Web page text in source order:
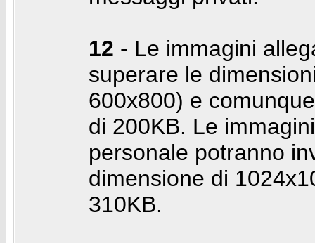
12 - Le immagini
superare le
600x800) e
di 200KB. Le
personale potranno
dimensione di
310KB.